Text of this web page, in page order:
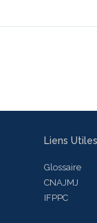
Liens Utiles
Glossaire
CNAJMJ
IFPPC